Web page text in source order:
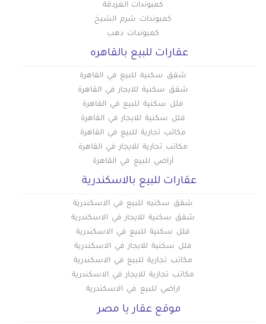
كمبوندات الغردقة
كمبوندات شرم الشيخ
كمبوندات دهب
عقارات للبيع بالقاهره
شقق سكنية للبيع في القاهرة
شقق سكنية للايجار في القاهرة
فلل سكنية للبيع في القاهرة
فلل سكنية للايجار في القاهرة
مكاتب تجارية للبيع في القاهرة
مكاتب تجارية للايجار في القاهرة
أراضي للبيع في القاهرة
عقارات للبيع بالاسكندرية
شقق سكنيه للبيع في الاسكندرية
شقق سكنية للايجار في الاسكندرية
فلل سكنية للبيع في الاسكندرية
فلل سكنية للايجار في الاسكندرية
مكاتب تجارية للبيع في الاسكندرية
مكاتب تجارية للايجار في الاسكندرية
اراضي للبيع في الاسكندرية
موقع عقار يا مصر